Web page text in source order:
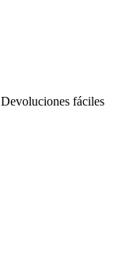
Devoluciones fáciles